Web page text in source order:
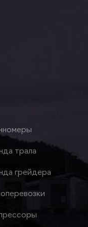
трала
грейдера